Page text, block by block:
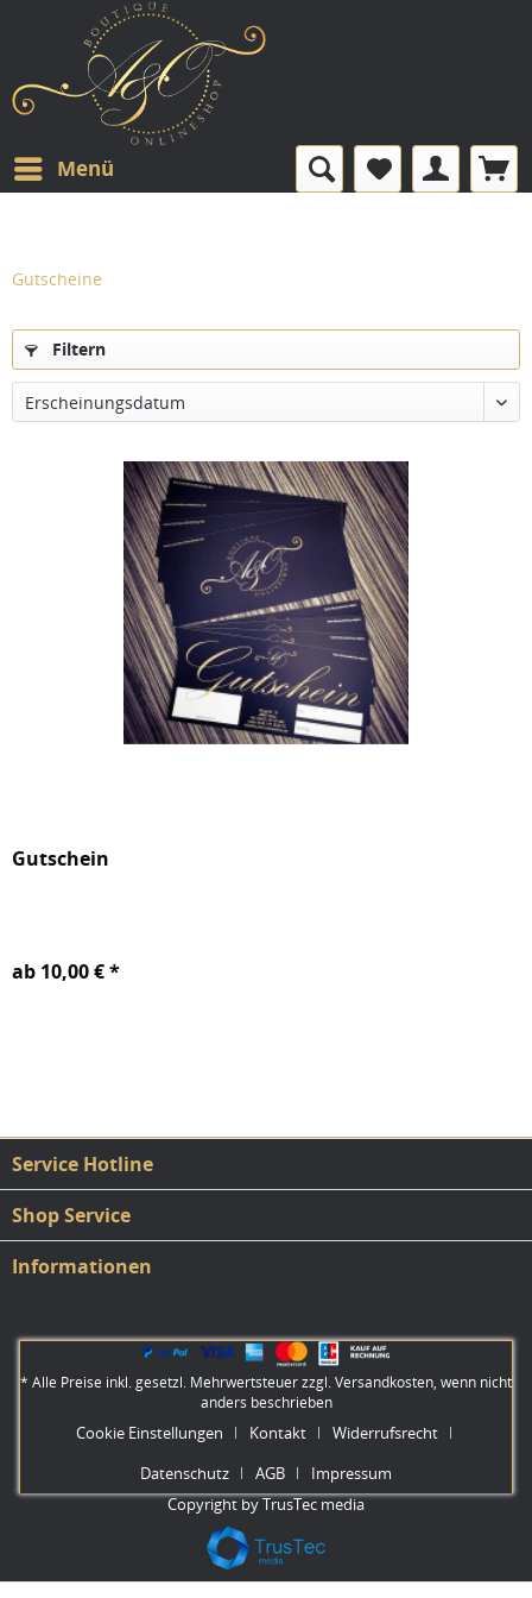
Menü
Gutscheine
Filtern
Erscheinungsdatum
Gutschein
ab 10,00 € *
Service Hotline
Shop Service
Informationen
* Alle Preise inkl. gesetzl. Mehrwertsteuer zzgl.Versandkosten, wenn nicht
anders beschrieben
Cookie Einstellungen Kontakt
Widerrufsrecht
Datenschutz
AGB
Impressum
Copyright by TrusTec media